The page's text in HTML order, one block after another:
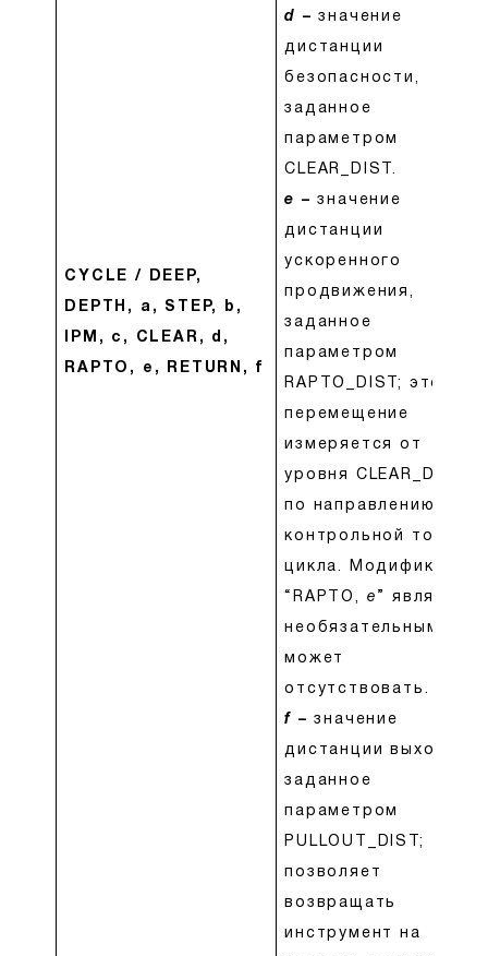
CYCLE / DEEP,
DEPTH, a, STEP, b,
IPM, c, CLEAR, d,
RAPTO, e, RETURN, f
d – значение
дистанции
безопасности,
заданное
параметром
CLEAR_DIST.
e – значение
дистанции
ускоренного
продвижения,
заданное
параметром
RAPTO_DIST; это
перемещение
измеряется от
уровня CLEAR_DIST
по направлению к
контрольной точке
цикла. Модификатор
“RAPTO, e ” является
необязательным и
может
отсутствовать.
f – значение
дистанции выхода,
заданное
параметром
PULLOUT_DIST;
позволяет
возвращать
инструмент на